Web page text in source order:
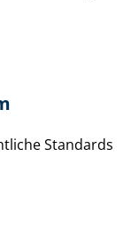
Standards